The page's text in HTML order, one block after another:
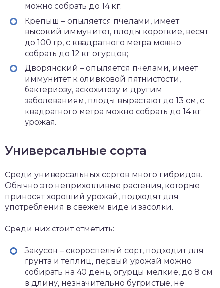
можно собрать до 14 кг;
Крепыш – опыляется пчелами, имеет
высокий иммунитет, плоды короткие, весят
до 100 гр, с квадратного метра можно
собрать до 12 кг огурцов;
Дворянский – опыляется пчелами, имеет
иммунитет к оливковой пятнистости,
бактериозу, аскохитозу и другим
заболеваниям, плоды вырастают до 13 см, с
квадратного метра можно собрать до 14 кг
урожая.
Универсальные сорта
Среди универсальных сортов много гибридов.
Обычно это неприхотливые растения, которые
приносят хороший урожай, подходят для
употребления в свежем виде и засолки.
Среди них стоит отметить:
Закусон – скороспелый сорт, подходит для
грунта и теплиц, первый урожай можно
собирать на 40 день, огурцы мелкие, до 8 см
в длину, незначительно бугристые, не